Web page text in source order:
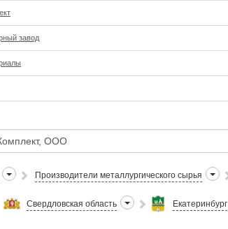
завод
Производители металлургического сырья
Свердловская область Екатеринбург